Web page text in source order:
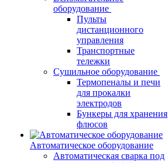
оборудование
Пульты
дистанционного
управления
Транспортные
тележки
Сушильное оборудование
Термопеналы и печи
для прокалки
электродов
Бункеры для хранения
флюсов
Автоматическое оборудование
Автоматическая сварка под